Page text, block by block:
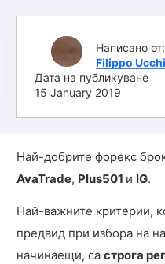
Написано от:
Filippo
Дата на публикуване
15 January 2019
Най-добрите форекс
AvaTrade, Plus501 и IG.
Най-важните критерии,
предвид при избора на
начинаещи, састрога